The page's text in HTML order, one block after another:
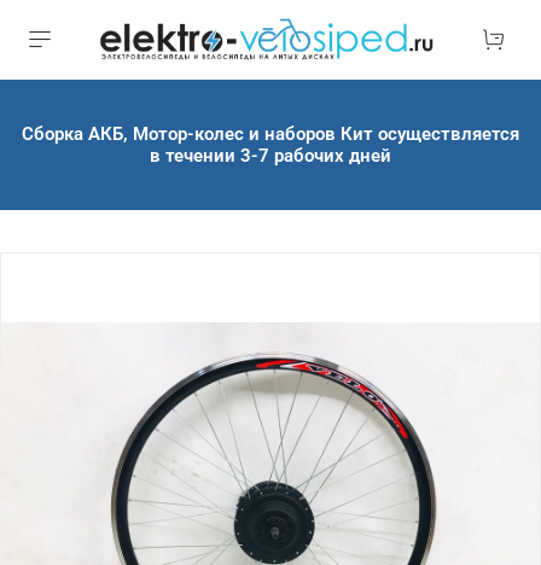
Сборка АКБ, Мотор-колес и наборов Кит осуществляется
в течении 3-7 рабочих дней